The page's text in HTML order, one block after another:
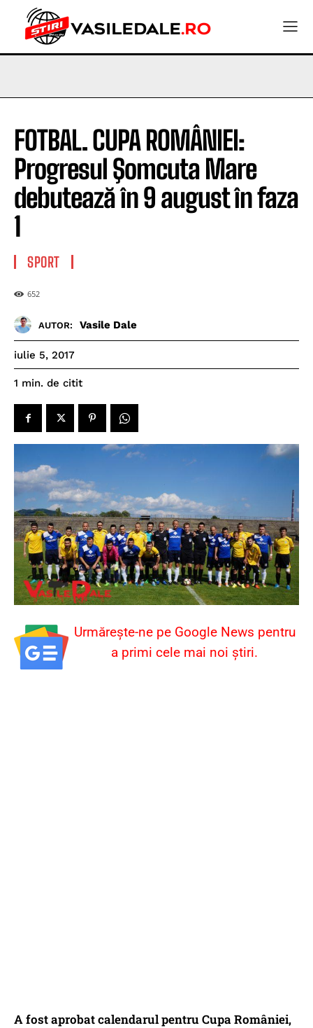
FOTBAL. CUPA ROMÂNIEI:
Progresul Şomcuta Mare
debutează în 9 august în faza
1
SPORT
652
AUTOR: Vasile Dale
iulie 5, 2017
1 min. de citit
Urmărește-ne pe Google News pentru
a primi cele mai noi știri.
A fost aprobat calendarul pentru Cupa României,